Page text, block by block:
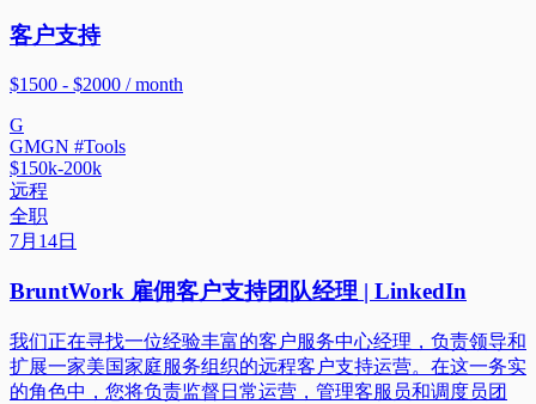
客户支持
$1500 - $2000 / month
G
GMGN #Tools
$150k-200k
远程
全职
7月14日
BruntWork 雇佣客户支持团队经理 | LinkedIn
我们正在寻找一位经验丰富的客户服务中心经理，负责领导和
扩展一家美国家庭服务组织的远程客户支持运营。在这一务实
的角色中，您将负责监督日常运营，管理客服员和调度员团